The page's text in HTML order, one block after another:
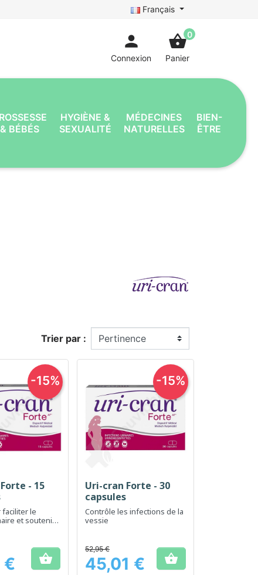
Français
person
Connexion
shopping_basket0
Panier
& BÉBÉS
HYGIÈNE &
SEXUALITÉ
MÉDECINES
NATURELLES
BIEN-
ÊTRE
Trier par :
rapide
- 15
faciliter le
et soutenir
€ 
-15%
Aperçu rapide
Uri-cran Forte - 30
capsules
Contrôle les infections de la
vessie
Prix
52,95 €
45,01 € 
-15%